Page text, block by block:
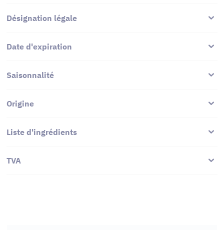
Désignation légale
Date d'expiration
Saisonnalité
Origine
Liste d'ingrédients
TVA